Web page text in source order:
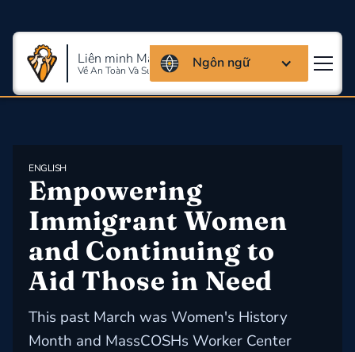
Liên minh Massachusettes
Về An Toàn Và Sức Khỏe Lao Động
Ngôn ngữ
ENGLISH
Empowering
Immigrant Women
and Continuing to
Aid Those in Need
This past March was Women's History
Month and MassCOSHs Worker Center